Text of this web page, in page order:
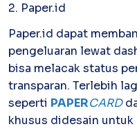
2. Paper.id
Paper.id dapat
pengeluaran lewat
bisa melacak status
transparan. Terlebih
seperti PAPERCARD
khusus didesain